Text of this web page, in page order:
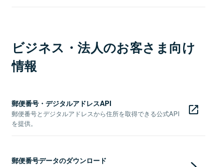
ビジネス・法人のお客さま向け
情報
郵便番号・デジタルアドレスAPI
郵便番号とデジタルアドレスから住所を取得できる公式API
を提供。
郵便番号データのダウンロード